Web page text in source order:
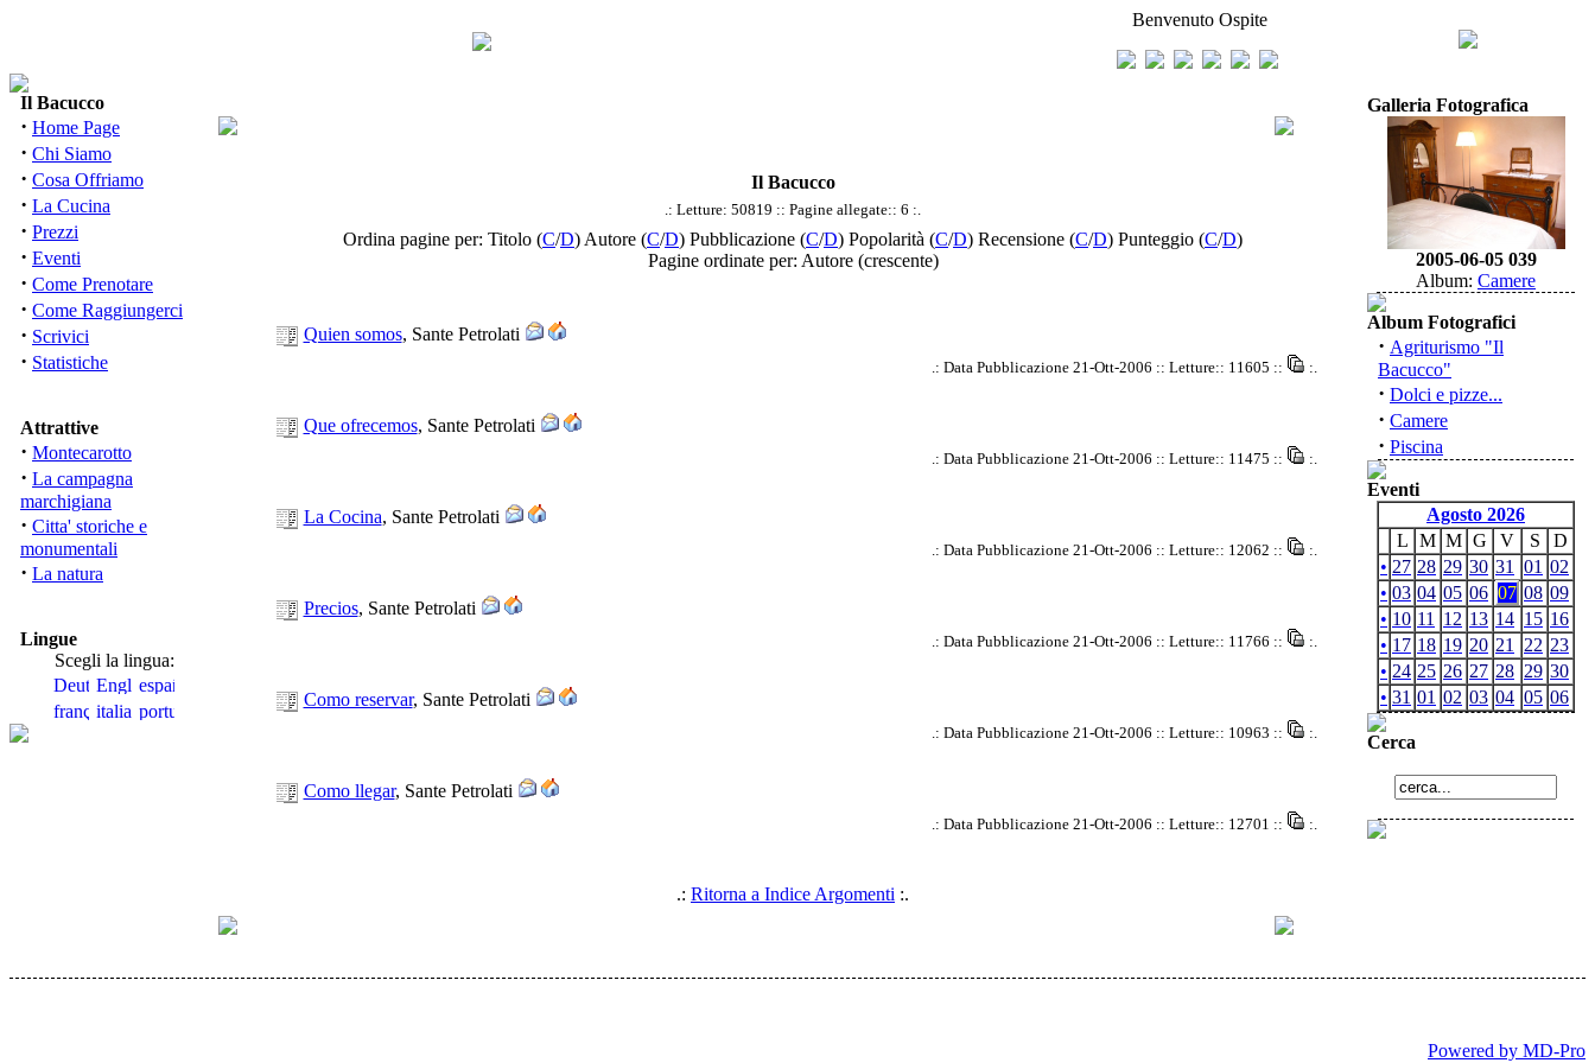
Benvenuto Ospite
Il Bacucco
· Home Page
· Chi Siamo
· Cosa Offriamo
· La Cucina
· Prezzi
· Eventi
· Come Prenotare
· Come Raggiungerci
· Scrivici
· Statistiche
Attrattive
· Montecarotto
· La campagna
marchigiana
· Citta' storiche e
monumentali
· La natura
Lingue
Scegli la lingua:
Il Bacucco
.: Letture: 50819 :: Pagine allegate:: 6 :.
Ordina pagine per: Titolo (C/D) Autore (C/D) Pubblicazione (C/D) Popolarità (C/D) Recensione (C/D) Punteggio (C/D)
Pagine ordinate per: Autore (crescente)
Quien somos, Sante Petrolati
.: Data Pubblicazione 21-Ott-2006 :: Letture:: 11605 :: :.
Que ofrecemos, Sante Petrolati
.: Data Pubblicazione 21-Ott-2006 :: Letture:: 11475 :: :.
La Cocina, Sante Petrolati
.: Data Pubblicazione 21-Ott-2006 :: Letture:: 12062 :: :.
Precios, Sante Petrolati
.: Data Pubblicazione 21-Ott-2006 :: Letture:: 11766 :: :.
Como reservar, Sante Petrolati
.: Data Pubblicazione 21-Ott-2006 :: Letture:: 10963 :: :.
Como llegar, Sante Petrolati
.: Data Pubblicazione 21-Ott-2006 :: Letture:: 12701 :: :.
.: Ritorna a Indice Argomenti :.
Galleria Fotografica
2005-06-05 039
Album: Camere
Album Fotografici
· Agriturismo "Il
Bacucco"
· Dolci e pizze...
· Camere
· Piscina
Eventi
Agosto 2026
L M M G V S
D
• 27 28 29 30 31 01 02
• 03 04 05 06 07 08 09
• 10 11 12 13 14 15 16
• 17 18 19 20 21 22 23
• 24 25 26 27 28 29 30
• 31 01 02 03 04 05 06
Cerca
Powered by MD-Pro